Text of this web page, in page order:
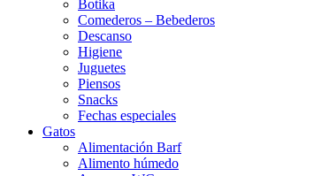
Botika
Comederos – Bebederos
Descanso
Higiene
Juguetes
Piensos
Snacks
Fechas especiales
Gatos
Alimentación Barf
Alimento húmedo